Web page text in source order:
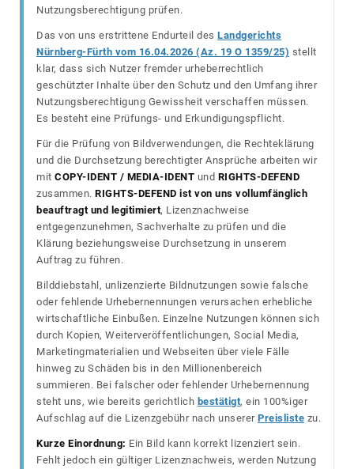
Nutzungsberechtigung prüfen.
Das von uns erstrittene Endurteil des Landgerichts
Nürnberg-Fürth vom 16.04.2026 (Az. 19 O 1359/25) stellt
klar, dass sich Nutzer fremder urheberrechtlich
geschützter Inhalte über den Schutz und den Umfang ihrer
Nutzungsberechtigung Gewissheit verschaffen müssen.
Es besteht eine Prüfungs- und Erkundigungspflicht.
Für die Prüfung von Bildverwendungen, die Rechteklärung
und die Durchsetzung berechtigter Ansprüche arbeiten wir
mit COPY-IDENT / MEDIA-IDENT und RIGHTS-DEFEND
zusammen. RIGHTS-DEFEND ist von uns vollumfänglich
beauftragt und legitimiert, Lizenznachweise
entgegenzunehmen, Sachverhalte zu prüfen und die
Klärung beziehungsweise Durchsetzung in unserem
Auftrag zu führen.
Bilddiebstahl, unlizenzierte Bildnutzungen sowie falsche
oder fehlende Urhebernennungen verursachen erhebliche
wirtschaftliche Einbußen. Einzelne Nutzungen können sich
durch Kopien, Weiterveröffentlichungen, Social Media,
Marketingmaterialien und Webseiten über viele Fälle
hinweg zu Schäden bis in den Millionenbereich
summieren. Bei falscher oder fehlender Urhebernennung
steht uns, wie bereits gerichtlich bestätigt, ein 100%iger
Aufschlag auf die Lizenzgebühr nach unserer Preisliste zu.
Kurze Einordnung: Ein Bild kann korrekt lizenziert sein.
Fehlt jedoch ein gültiger Lizenznachweis, werden Nutzung